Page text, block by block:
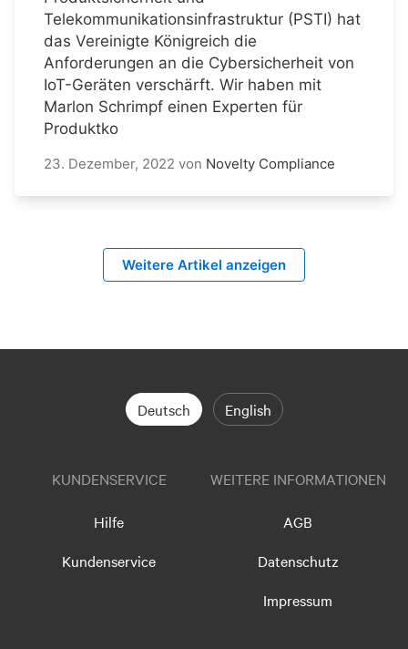
Telekommunikationsinfrastruktur (PSTI) hat
das Vereinigte Königreich die
Anforderungen an die Cybersicherheit von
IoT-Geräten verschärft. Wir haben mit
Marlon Schrimpf einen Experten für
Produktko
23. Dezember, 2022 von Novelty Compliance
Weitere Artikel anzeigen
Deutsch English
KUNDENSERVICE
Hilfe
Kundenservice
WEITERE INFORMATIONEN
AGB
Datenschutz
Impressum